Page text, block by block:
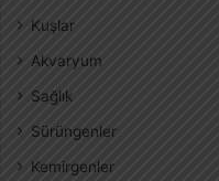
Kuşlar
Akvaryum
Sağlık
Sürüngenler
Kemirgenler